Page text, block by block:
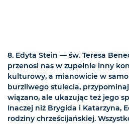
8. Edyta Stein — św. Teresa
przenosi nas w zupełnie inny
kulturowy, a mianowicie w
burzliwego stulecia,
wiązano, ale ukazując też jego
Inaczej niż Brygida i Katarzyna,
rodziny chrześcijańskiej.